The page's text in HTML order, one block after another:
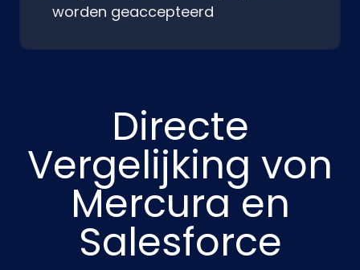
worden geaccepteerd
Directe
Vergelijking von
Mercura en
Salesforce